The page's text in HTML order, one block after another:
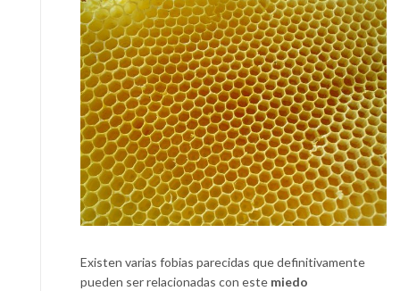
Existen varias fobias parecidas que definitivamente
pueden ser relacionadas con este miedo